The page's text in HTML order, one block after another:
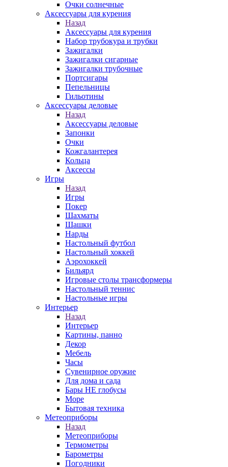
Очки солнечные
Аксессуары для курения
Назад
Аксессуары для курения
Набор трубокура и трубки
Зажигалки
Зажигалки сигарные
Зажигалки трубочные
Портсигары
Пепельницы
Гильотины
Аксессуары деловые
Назад
Аксессуары деловые
Запонки
Очки
Кожгалантерея
Кольца
Аксессы
Игры
Назад
Игры
Покер
Шахматы
Шашки
Нарды
Настольный футбол
Настольный хоккей
Аэрохоккей
Бильярд
Игровые столы трансформеры
Настольный теннис
Настольные игры
Интерьер
Назад
Интерьер
Картины, панно
Декор
Мебель
Часы
Сувенирное оружие
Для дома и сада
Бары НЕ глобусы
Море
Бытовая техника
Метеоприборы
Назад
Метеоприборы
Термометры
Барометры
Погодники